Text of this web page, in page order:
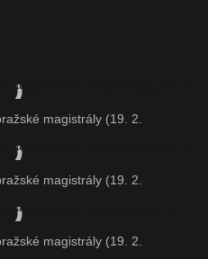
magistrály (19. 2.
magistrály (19. 2.
magistrály (19. 2.